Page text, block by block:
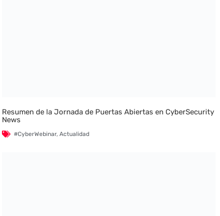
Resumen de la Jornada de Puertas Abiertas en CyberSecurity
News
#CyberWebinar,Actualidad